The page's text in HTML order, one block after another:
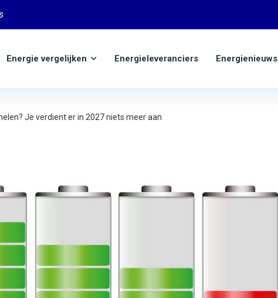
Energie vergelijken Energieleveranciers Energienieuws
Je verdient er in 2027 niets meer aan